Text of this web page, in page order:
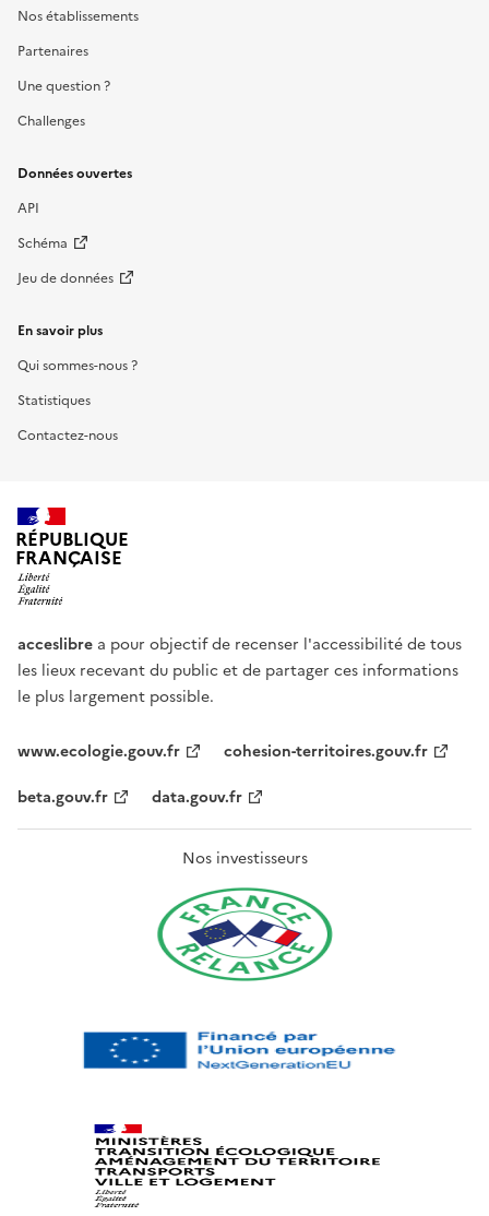
Nos établissements
Partenaires
Une question ?
Challenges
Données ouvertes
API
Schéma
Jeu de données
En savoir plus
Qui sommes-nous ?
Statistiques
Contactez-nous
RÉPUBLIQUE
FRANÇAISE
acceslibre a pour objectif de recenser l'accessibilité de tous
les lieux recevant du public et de partager ces informations
le plus largement possible.
www.ecologie.gouv.fr
cohesion-territoires.gouv.fr
beta.gouv.fr
data.gouv.fr
Nos investisseurs